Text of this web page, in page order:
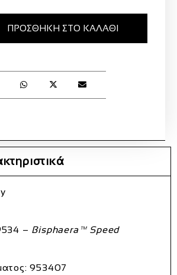
ΠΡΟΣΘΉΚΗ ΣΤΟ ΚΑΛΆΘΙ
– Bisphaera™ Speed
953407